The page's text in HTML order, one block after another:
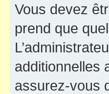
Vous devez
prend que
additionnelles
assurez-vous